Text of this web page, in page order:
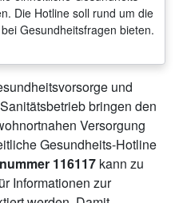
Die Hotline soll rund um die
Gesundheitsfragen bieten.
und
bringen den
Versorgung
Gesundheits-Hotline
116117 kann zu
Informationen zur